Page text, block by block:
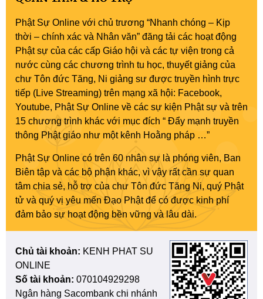
Phật Sự Online với chủ trương “Nhanh chóng – Kịp
thời – chính xác và Nhân văn” đăng tải các hoạt động
Phật sự của các cấp Giáo hội và các tự viện trong cả
nước cùng các chương trình tu học, thuyết giảng của
chư Tôn đức Tăng, Ni giảng sư được truyền hình trực
tiếp (Live Streaming) trên mạng xã hội: Facebook,
Youtube, Phật Sự Online về các sự kiện Phật sự và trên
15 chương trình khác với mục đích “ Đẩy mạnh truyền
thông Phật giáo như một kênh Hoằng pháp …”
Phật Sự Online có trên 60 nhân sự là phóng viên, Ban
Biên tập và các bộ phận khác, vì vậy rất cần sự quan
tâm chia sẻ, hỗ trợ của chư Tôn đức Tăng Ni, quý Phật
tử và quý vị yêu mến Đạo Phật để có được kinh phí
đảm bảo sự hoạt động bền vững và lâu dài.
Chủ tài khoản: KENH PHAT SU
ONLINE
Số tài khoản: 070104929298
Ngân hàng Sacombank chi nhánh